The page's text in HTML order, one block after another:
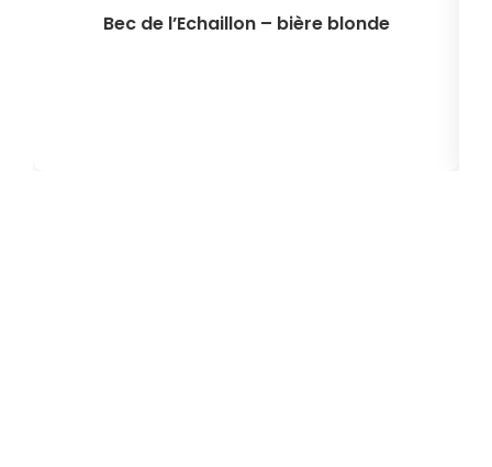
Bec de l’Echaillon – bière blonde